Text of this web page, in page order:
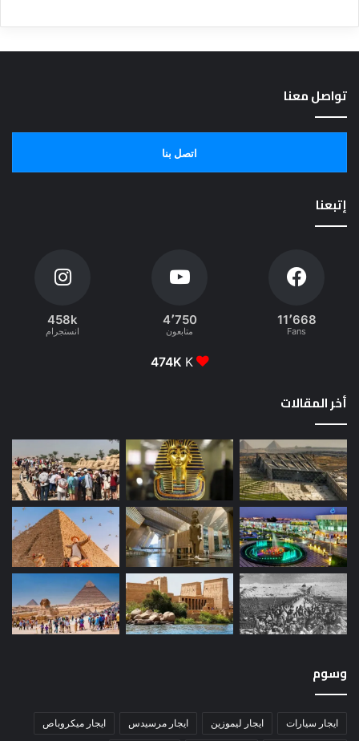
تواصل معنا
اتصل بنا
إتبعنا
11٬668
Fans
4٬750
متابعون
458k
انستجرام
474K K
أخر المقالات
وسوم
ايجار سيارات ايجار ليموزين ايجار مرسيدس ايجار ميكروباص